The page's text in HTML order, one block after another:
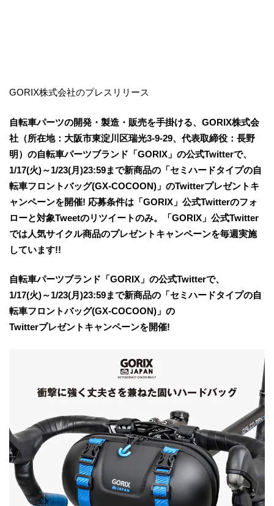
GORIX株式会社のプレスリリース
自転車パーツの開発・製造・販売を手掛ける、GORIX株式会
社（所在地：大阪市東淀川区瑞光3-9-29、代表取締役：長野
明）の自転車パーツブランド「GORIX」の公式Twitterで、
1/17(火)～1/23(月)23:59まで新商品の「セミハードタイプの自
転車フロントバッグ(GX-COCOON)」のTwitterプレゼントキ
ャンペーンを開催! 応募条件は「GORIX」公式Twitterのフォ
ローと対象Tweetのリツイートのみ。「GORIX」公式Twitter
では人気サイクル商品のプレゼントキャンペーンを毎週実施
しています!!
自転車パーツブランド「GORIX」の公式Twitterで、
1/17(火)～1/23(月)23:59まで新商品の「セミハードタイプの自
転車フロントバッグ(GX-COCOON)」の
Twitterプレゼントキャンペーンを開催!